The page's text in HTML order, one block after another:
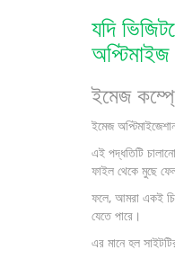
যদি
অপ্টিমাইজ
ইমেজ
ইমেজ
এই পদ্ধতিটি
ফাইল থেকে মুছে
ফলে, আমরা একই
যেতে পারে।
এর মানে হল